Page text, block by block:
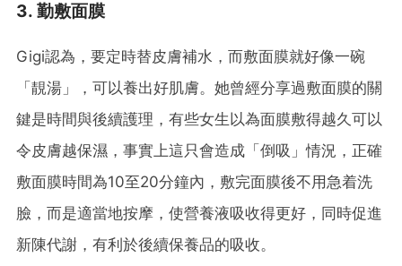
3. 勤敷面膜
Gigi認為，要定時替皮膚補水，而敷面膜就好像一碗
「靚湯」，可以養出好肌膚。她曾經分享過敷面膜的關
鍵是時間與後續護理，有些女生以為面膜敷得越久可以
令皮膚越保濕，事實上這只會造成「倒吸」情況，正確
敷面膜時間為10至20分鐘內，敷完面膜後不用急着洗
臉，而是適當地按摩，使營養液吸收得更好，同時促進
新陳代謝，有利於後續保養品的吸收。